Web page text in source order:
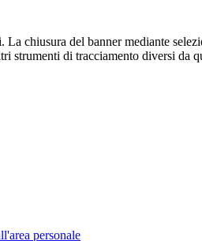
chiusura del banner mediante
strumenti di tracciamento diversi da
personale